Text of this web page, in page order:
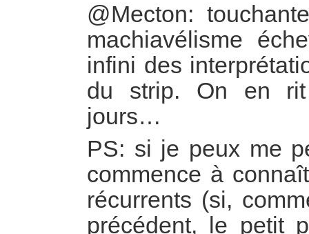
@Mecton:
machiavélisme
infini des
du strip. On en rit
jours…
PS: si je peux me
commence à
récurrents (si,
précédent, le petit